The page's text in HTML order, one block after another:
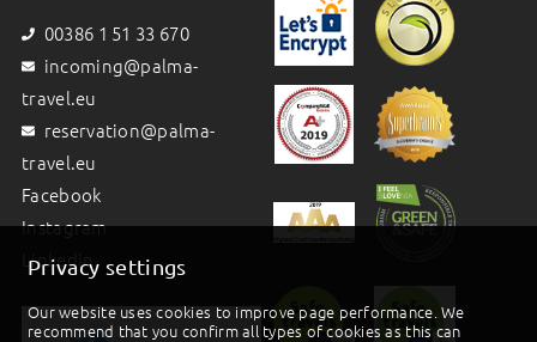
Privacy settings
Our website uses cookies to improve page performance. We
recommend that you confirm all types of cookies as this can
00386 1 51 33 670
incoming@palma-
travel.eu
reservation@palma-
travel.eu
Facebook
Instagram
Linkedin